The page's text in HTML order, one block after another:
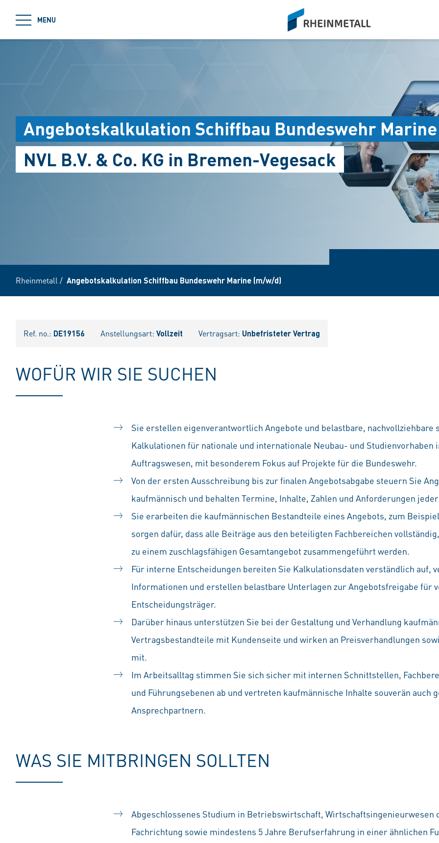
MENU
siteLogo
Angebotskalkulation Schiffbau Bundeswehr
NVL B.V. & Co. KG in Bremen-Vegesack
Rheinmetall / Angebotskalkulation Schiffbau Bundeswehr Marine (m/w/d)
Ref. no.: DE19156 Anstellungsart: Vollzeit Vertragsart: Unbefristeter Vertrag
WOFÜR WIR SIE SUCHEN
Sie erstellen eigenverantwortlich Angebote und belastbare, nachvollziehbare
Kalkulationen für nationale und internationale Neubau- und Studienvorhaben
Auftragswesen, mit besonderem Fokus auf Projekte für die Bundeswehr.
Von der ersten Ausschreibung bis zur finalen Angebotsabgabe steuern Sie
kaufmännisch und behalten Termine, Inhalte, Zahlen und Anforderungen
Sie erarbeiten die kaufmännischen Bestandteile eines Angebots, zum
sorgen dafür, dass alle Beiträge aus den beteiligten Fachbereichen
zu einem zuschlagsfähigen Gesamtangebot zusammengeführt werden.
Für interne Entscheidungen bereiten Sie Kalkulationsdaten verständlich auf,
Informationen und erstellen belastbare Unterlagen zur Angebotsfreigabe für
Entscheidungsträger.
Darüber hinaus unterstützen Sie bei der Gestaltung und Verhandlung
Vertragsbestandteile mit Kundenseite und wirken an Preisverhandlungen
mit.
Im Arbeitsalltag stimmen Sie sich sicher mit internen Schnittstellen,
und Führungsebenen ab und vertreten kaufmännische Inhalte souverän auch
Ansprechpartnern.
WAS SIE MITBRINGEN SOLLTEN
Abgeschlossenes Studium in Betriebswirtschaft, Wirtschaftsingenieurwesen
Fachrichtung sowie mindestens 5 Jahre Berufserfahrung in einer ähnlichen